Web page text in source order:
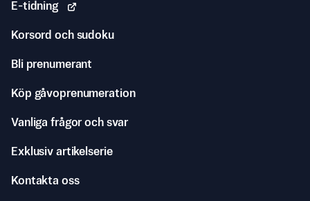
E-tidning
Korsord och sudoku
Bli prenumerant
Köp gåvoprenumeration
Vanliga frågor och svar
Exklusiv artikelserie
Kontakta oss